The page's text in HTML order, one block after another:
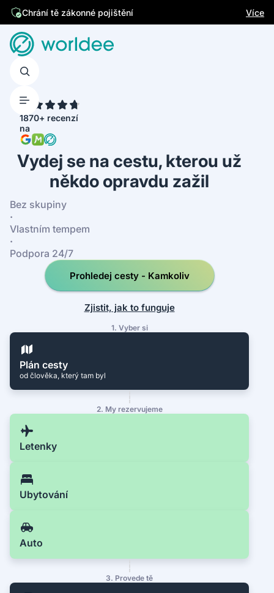
Více
1870+ recenzí
na
Vydej se na cestu, kterou už
někdo opravdu zažil
Bez skupiny
·
Vlastním tempem
·
Podpora 24/7
Prohledej cesty - Kamkoliv
Zjistit, jak to funguje
1. Vyber si
Plán cesty
od člověka, který tam byl
2. My rezervujeme
Letenky
Ubytování
Auto
3. Provede tě